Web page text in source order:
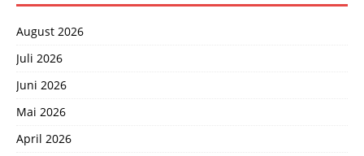
August 2026
Juli 2026
Juni 2026
Mai 2026
April 2026